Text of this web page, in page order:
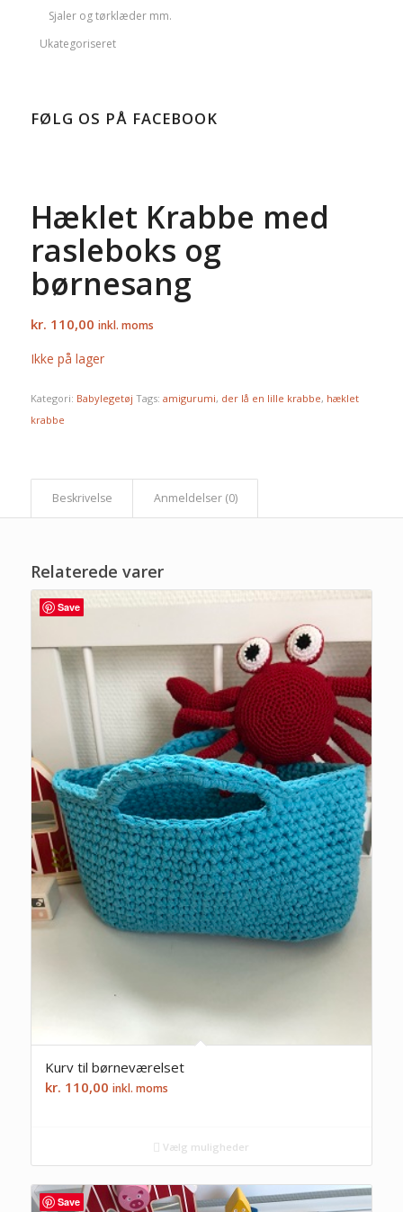
Sjaler og tørklæder mm.
Ukategoriseret
FØLG OS PÅ FACEBOOK
Hæklet Krabbe med
rasleboks og
børnesang
kr. 110,00 inkl. moms
Ikke på lager
Kategori: Babylegetøj Tags: amigurumi, der lå en lille krabbe, hæklet
krabbe
Beskrivelse Anmeldelser (0)
Relaterede varer
Save
Kurv til børneværelset
kr. 110,00 inkl. moms
Vælg muligheder
Save